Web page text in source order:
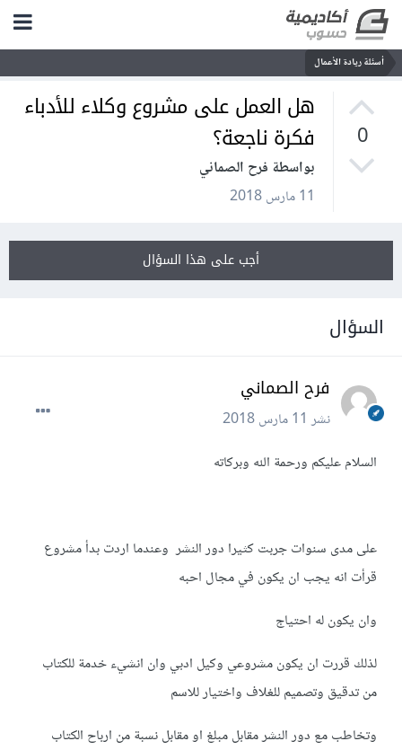
أسئلة ريادة الأعمال
0
هل العمل على مشروع وكلاء للأدباء
فكرة ناجعة؟
بواسطة فرح الصماني
11 مارس 2018
أجب على هذا السؤال
السؤال
فرح الصماني
نشر11 مارس 2018
السلام عليكم ورحمة الله وبركاته
على مدى سنوات جربت كثيرا دور النشر وعندما اردت بدأ مشروع
قرأت انه يجب ان يكون في مجال احبه
وان يكون له احتياج
لذلك قررت ان يكون مشروعي وكيل ادبي وان انشيء خدمة للكتاب
من تدقيق وتصميم للغلاف واختيار للاسم
وتخاطب مع دور النشر مقابل مبلغ او مقابل نسبة من ارباح الكتاب